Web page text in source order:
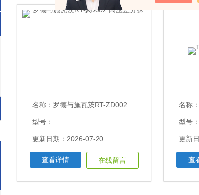
名称： 罗德与施瓦茨RT-ZD002 高压差分探头
型号：
更新日期：2026-07-20
查看详情 在线留言
名称：
型号
更新
查